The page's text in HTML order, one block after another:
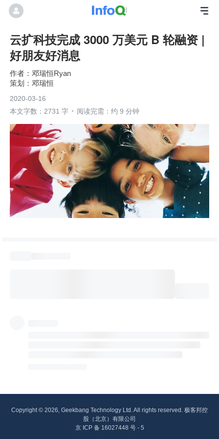
云扩科技完成 3000 万美元 B 轮融资 |
好朋友好消息
邓瑞恒Ryan
邓瑞恒
2020-03-16
本文字数：2731 字
阅读完需：约 9 分钟
Copyright © 2026, Geekbang Technology Ltd. All rights reserved. 极客邦控
股（北京）有限公司
京 ICP 备 16027448 号 - 5